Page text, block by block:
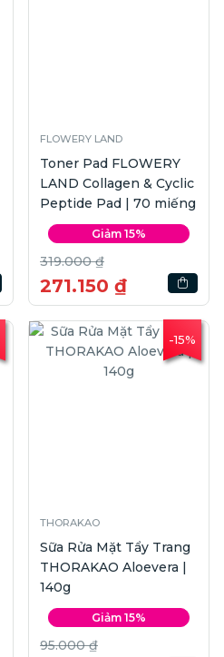
FLOWERY LAND
Toner Pad FLOWERY
LAND Collagen & Cyclic
Peptide Pad | 70 miếng
Giảm 15%
319.000 ₫
271.150 ₫
-15%
THORAKAO
Sữa Rửa Mặt Tẩy Trang
THORAKAO Aloevera |
140g
Giảm 15%
95.000 ₫